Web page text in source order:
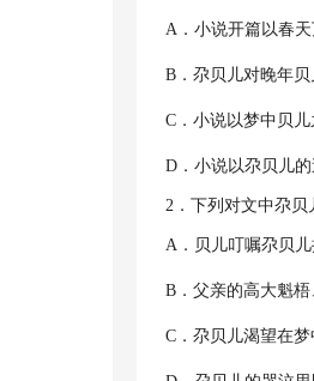
A．小说开篇以春
B．尕贝儿对晚年
C．小说以梦中贝
D．小说以尕贝儿
2．下列对文中尕
A．贝儿叮嘱尕贝
B．父亲的高大魁
C．尕贝儿渴望在